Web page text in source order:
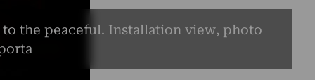
to the peaceful. Installation view, photo